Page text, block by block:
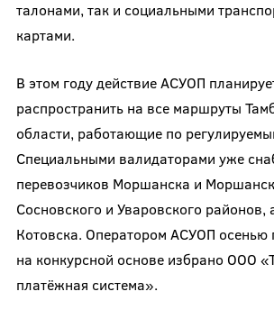
талонами, так и социальными
картами.
В этом году действие АСУОП
распространить на все маршруты
области, работающие по
Специальными валидаторами уже
перевозчиков Моршанска и
Сосновского и Уваровского районов,
Котовска. Оператором АСУОП осенью
на конкурсной основе избрано ООО
платёжная система».